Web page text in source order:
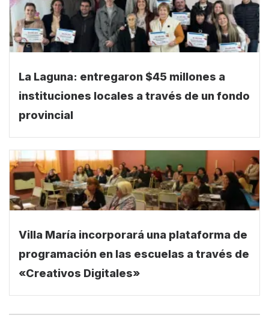
La Laguna: entregaron $45 millones a
instituciones locales a través de un fondo
Villa María incorporará una plataforma de
programación en las escuelas a través de